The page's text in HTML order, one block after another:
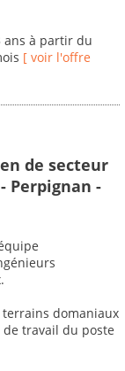
ans à partir du
[ voir l'offre
de secteur
Perpignan -
terrains domaniaux
travail du poste